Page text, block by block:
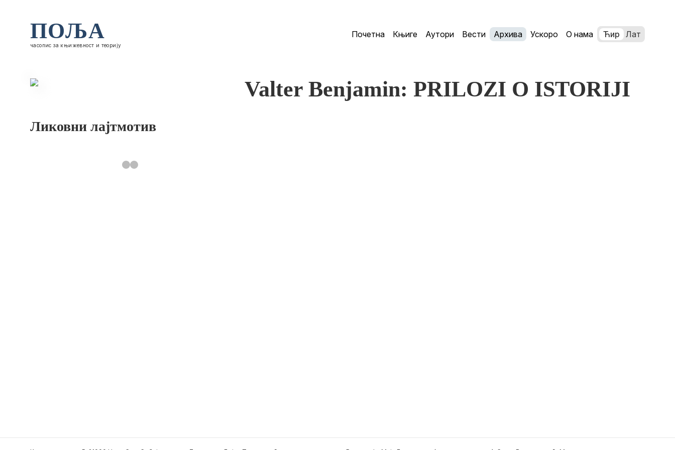
ПОЉА
часопис за књижевност и теорију
Почетна Књиге Аутори Вести Архива Ускоро О нама Ћир Лат
Ликовни лајтмотив
Valter Benjamin: PRILOZI O ISTORIJI